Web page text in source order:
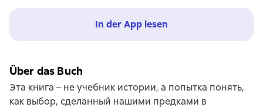
In der App lesen
Über das Buch
Эта книга – не учебник истории, а попытка понять,
как выбор, сделанный нашими предками в